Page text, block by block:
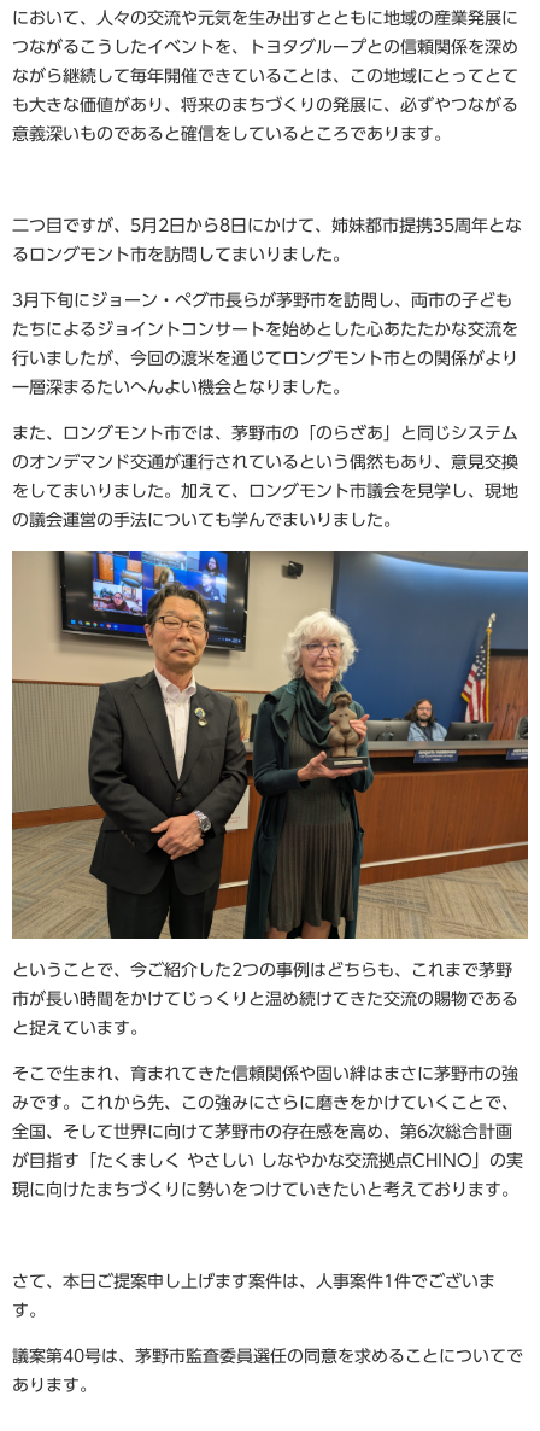
において、人々の交流や元気を生み出すとともに地域の産業発展に
つながるこうしたイベントを、トヨタグループとの信頼関係を深め
ながら継続して毎年開催できていることは、この地域にとってとて
も大きな価値があり、将来のまちづくりの発展に、必ずやつながる
意義深いものであると確信をしているところであります。
二つ目ですが、5月2日から8日にかけて、姉妹都市提携35周年とな
るロングモント市を訪問してまいりました。
3月下旬にジョーン・ペグ市長らが茅野市を訪問し、両市の子ども
たちによるジョイントコンサートを始めとした心あたたかな交流を
行いましたが、今回の渡米を通じてロングモント市との関係がより
一層深まるたいへんよい機会となりました。
また、ロングモント市では、茅野市の「のらざあ」と同じシステム
のオンデマンド交通が運行されているという偶然もあり、意見交換
をしてまいりました。加えて、ロングモント市議会を見学し、現地
の議会運営の手法についても学んでまいりました。
ということで、今ご紹介した2つの事例はどちらも、これまで茅野
市が長い時間をかけてじっくりと温め続けてきた交流の賜物である
と捉えています。
そこで生まれ、育まれてきた信頼関係や固い絆はまさに茅野市の強
みです。これから先、この強みにさらに磨きをかけていくことで、
全国、そして世界に向けて茅野市の存在感を高め、第6次総合計画
が目指す「たくましく やさしい しなやかな交流拠点CHINO」の実
現に向けたまちづくりに勢いをつけていきたいと考えております。
さて、本日ご提案申し上げます案件は、人事案件1件でございま
す。
議案第40号は、茅野市監査委員選任の同意を求めることについてで
あります。